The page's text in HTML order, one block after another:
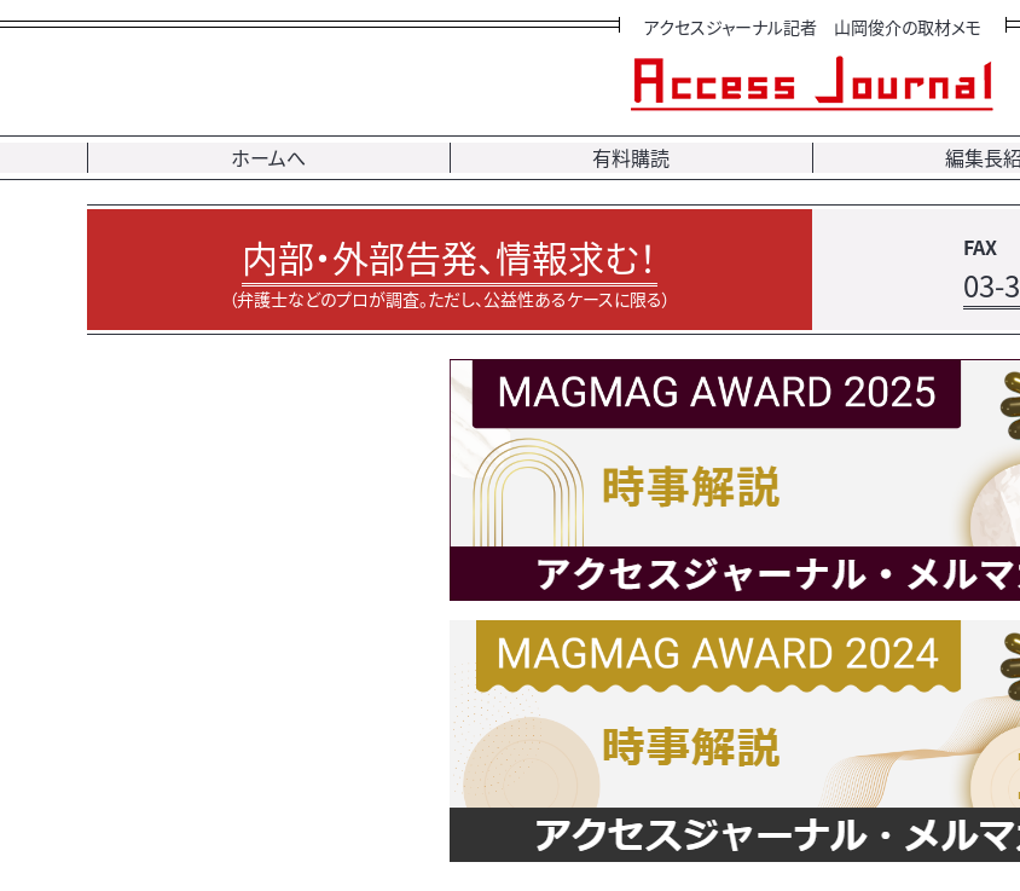
アクセスジャーナル記者 山岡俊介の取材メモ
ホームへ 有料購読 編集長
内部・外部告発、情報求む！
（弁護士などのプロが調査。ただし、公益性あるケースに限る）
FAX
03-